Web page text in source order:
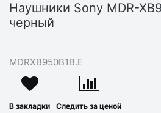
Наушники Sony MDR-
черный
MDRXB950B1B.E
В закладки Следить за ценой